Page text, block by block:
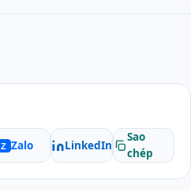
Z Zalo LinkedIn
Sao
chép